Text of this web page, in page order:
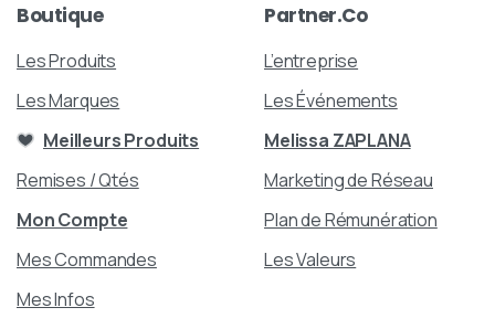
Boutique
Les Produits
Les Marques
Meilleurs Produits
Remises / Qtés
Mon Compte
Mes Commandes
Mes Infos
Partner.Co
L’entreprise
Les Événements
Melissa ZAPLANA
Marketing de Réseau
Plan de Rémunération
Les Valeurs